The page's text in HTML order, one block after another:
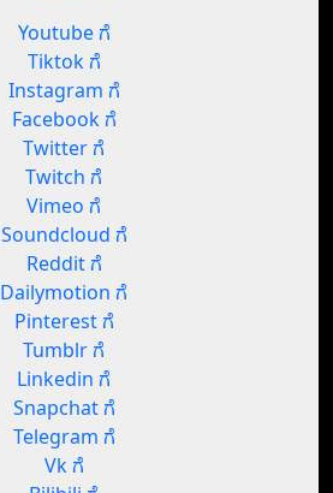
Youtube ಗೆ
Tiktok ಗೆ
Instagram ಗೆ
Facebook ಗೆ
Twitter ಗೆ
Twitch ಗೆ
Vimeo ಗೆ
Soundcloud ಗೆ
Reddit ಗೆ
Dailymotion ಗೆ
Pinterest ಗೆ
Tumblr ಗೆ
Linkedin ಗೆ
Snapchat ಗೆ
Telegram ಗೆ
Vk ಗೆ